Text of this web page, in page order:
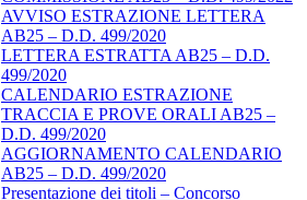
AVVISO ESTRAZIONE LETTERA
AB25 – D.D. 499/2020
LETTERA ESTRATTA AB25 – D.D.
499/2020
CALENDARIO ESTRAZIONE
TRACCIA E PROVE ORALI AB25 –
D.D. 499/2020
AGGIORNAMENTO CALENDARIO
AB25 – D.D. 499/2020
Presentazione dei titoli – Concorso